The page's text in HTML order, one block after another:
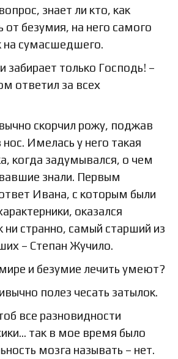
знает ли кто, как
от безумия, на него самого
на сумасшедшего.
забирает только Господь! –
ответил за всех
скорчил рожу, поджав
Имелась у него такая
когда задумывался, о чем
знали. Первым
Ивана, с которым были
оказался
странно, самый старший из
– Степан Жучило.
и безумие лечить умеют?
полез чесать затылок.
все разновидности
так в мое время было
мозга называть – нет.